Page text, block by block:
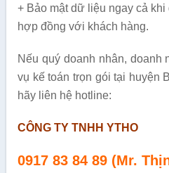
+ Bảo mật dữ liệu ngay cả
hợp đồng với khách hàng.
Nếu quý doanh nhân, doanh
vụ kế toán trọn gói tại huyện
hãy liên hệ hotline:
CÔNG TY TNHH YTHO
0917 83 84 89 (Mr.